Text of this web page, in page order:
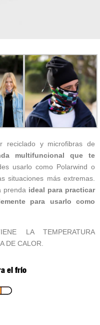
reciclado y microfibras de
multifuncional que te
usarlo como Polarwind o
situaciones más extremas.
prenda ideal para practicar
para usarlo como
LA TEMPERATURA
DE CALOR.
el frío